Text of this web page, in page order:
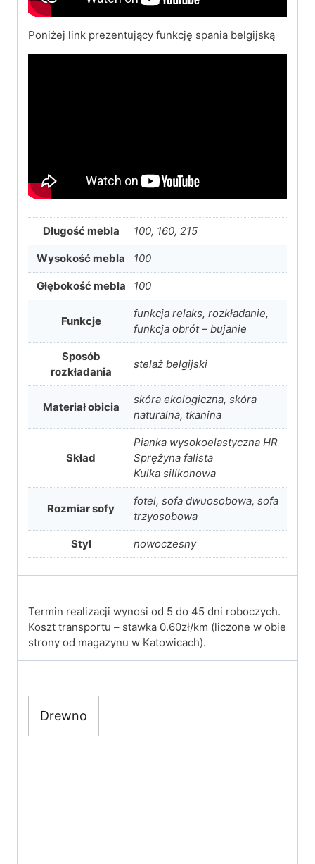
Poniżej link prezentujący funkcję spania belgijską
Długość mebla 100, 160, 215
Wysokość mebla 100
Głębokość mebla 100
Funkcje
funkcja relaks, rozkładanie,
funkcja obrót – bujanie
Sposób
rozkładania
stelaż belgijski
Materiał obicia
skóra ekologiczna, skóra
naturalna, tkanina
Skład
Pianka wysokoelastyczna HR
Sprężyna falista
Kulka silikonowa
Rozmiar sofy
fotel, sofa dwuosobowa, sofa
trzyosobowa
Styl nowoczesny
Termin realizacji wynosi od 5 do 45 dni roboczych.
Koszt transportu – stawka 0.60zł/km (liczone w obie
strony od magazynu w Katowicach).
Drewno